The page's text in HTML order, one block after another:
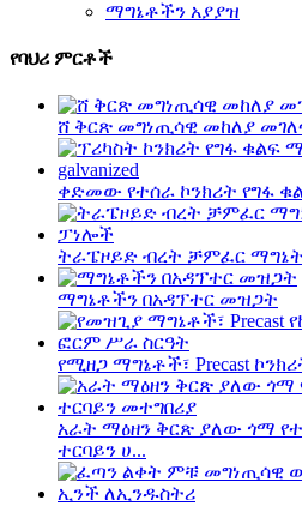
ማግኔቶችን አያያዝ
የባህሪ ምርቶች
ሸ ቅርጽ መግነጢሳዊ መከለያ
ቀድመው የተሰራ ኮንክሪት የግፋ
ትራፔዞይድ ብረት ቻምፈር
ማግኔቶችን በአዳፕተር መዝጋት
የሚዘጋ ማግኔቶች፣ Precast
አራት ማዕዘን ቅርጽ ያለው ጎማ
ተርባይን ሀ...